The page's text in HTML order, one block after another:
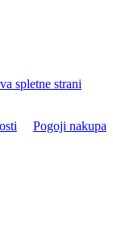
spletne strani
Pogoji nakupa